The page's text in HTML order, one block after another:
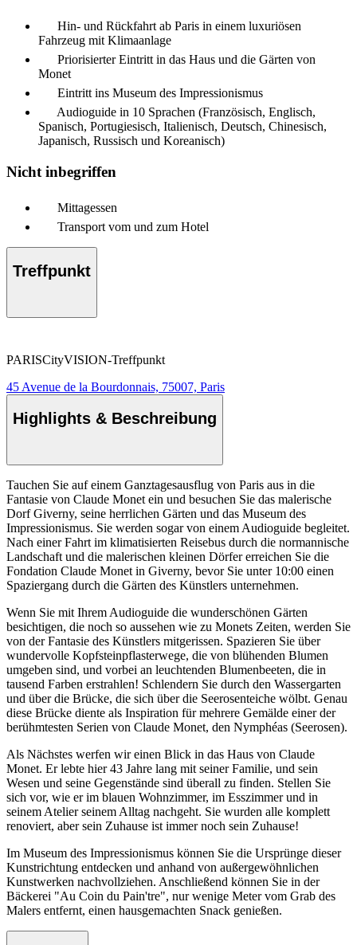
Hin- und Rückfahrt ab Paris in einem luxuriösen
Fahrzeug mit Klimaanlage
Priorisierter Eintritt in das Haus und die Gärten von
Monet
Eintritt ins Museum des Impressionismus
Audioguide in 10 Sprachen (Französisch, Englisch,
Spanisch, Portugiesisch, Italienisch, Deutsch, Chinesisch,
Japanisch, Russisch und Koreanisch)
Nicht inbegriffen
Mittagessen
Transport vom und zum Hotel
Treffpunkt
PARISCityVISION-Treffpunkt
45 Avenue de la Bourdonnais, 75007, Paris
Highlights & Beschreibung
Tauchen Sie auf einem Ganztagesausflug von Paris aus in die
Fantasie von Claude Monet ein und besuchen Sie das malerische
Dorf Giverny, seine herrlichen Gärten und das Museum des
Impressionismus. Sie werden sogar von einem Audioguide begleitet.
Nach einer Fahrt im klimatisierten Reisebus durch die normannische
Landschaft und die malerischen kleinen Dörfer erreichen Sie die
Fondation Claude Monet in Giverny, bevor Sie unter 10:00 einen
Spaziergang durch die Gärten des Künstlers unternehmen.
Wenn Sie mit Ihrem Audioguide die wunderschönen Gärten
besichtigen, die noch so aussehen wie zu Monets Zeiten, werden Sie
von der Fantasie des Künstlers mitgerissen. Spazieren Sie über
wundervolle Kopfsteinpflasterwege, die von blühenden Blumen
umgeben sind, und vorbei an leuchtenden Blumenbeeten, die in
tausend Farben erstrahlen! Schlendern Sie durch den Wassergarten
und über die Brücke, die sich über die Seerosenteiche wölbt. Genau
diese Brücke diente als Inspiration für mehrere Gemälde einer der
berühmtesten Serien von Claude Monet, den Nymphéas (Seerosen).
Als Nächstes werfen wir einen Blick in das Haus von Claude
Monet. Er lebte hier 43 Jahre lang mit seiner Familie, und sein
Wesen und seine Gegenstände sind überall zu finden. Stellen Sie
sich vor, wie er im blauen Wohnzimmer, im Esszimmer und in
seinem Atelier seinem Alltag nachgeht. Sie wurden alle komplett
renoviert, aber sein Zuhause ist immer noch sein Zuhause!
Im Museum des Impressionismus können Sie die Ursprünge dieser
Kunstrichtung entdecken und anhand von außergewöhnlichen
Kunstwerken nachvollziehen. Anschließend können Sie in der
Bäckerei "Au Coin du Pain'tre", nur wenige Meter vom Grab des
Malers entfernt, einen hausgemachten Snack genießen.